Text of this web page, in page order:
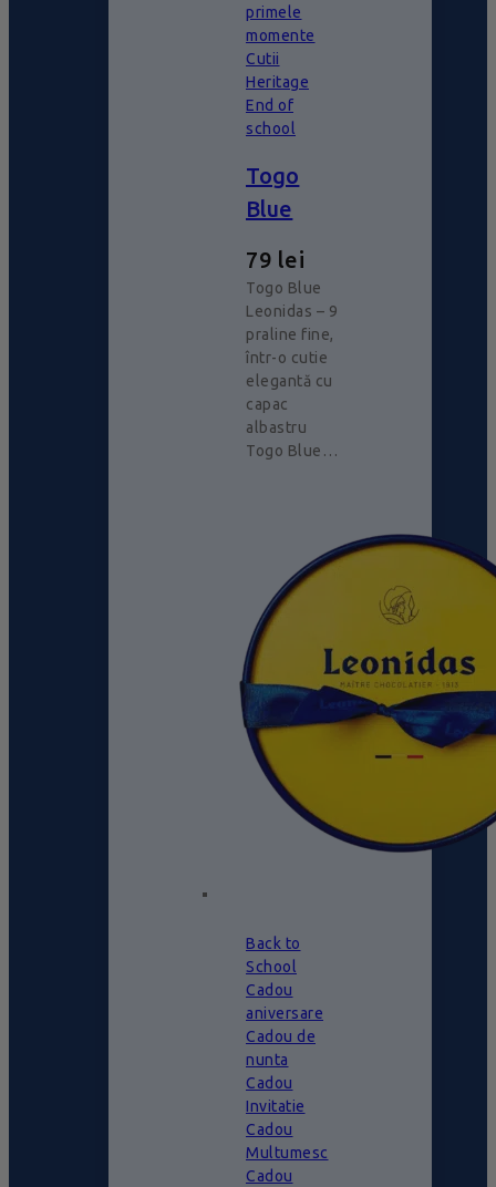
primele
momente
Cutii
Heritage
End of
school
Togo
Blue
79 lei
Togo Blue
Leonidas – 9
praline fine,
într-o cutie
elegantă cu
capac
albastru
Togo Blue…
Back to
School
Cadou
aniversare
Cadou de
nunta
Cadou
Invitatie
Cadou
Multumesc
Cadou